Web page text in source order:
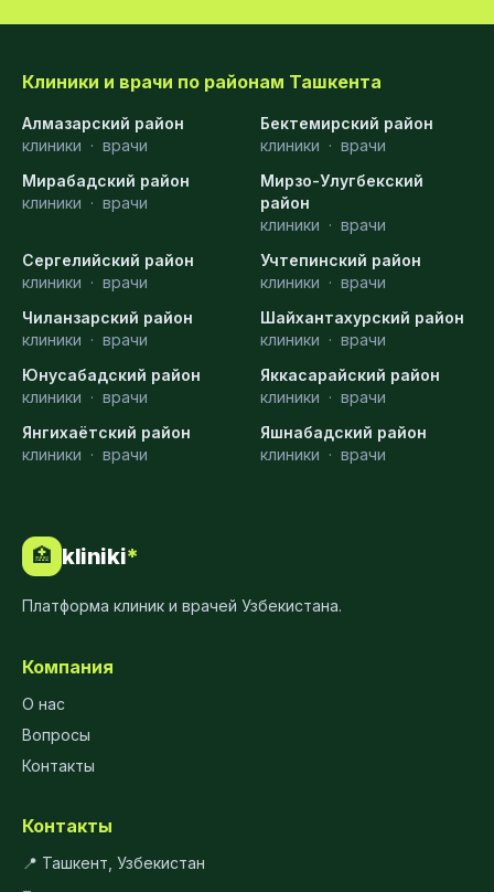
Клиники и врачи по районам Ташкента
Алмазарский район
клиники · врачи
Бектемирский район
клиники · врачи
Мирабадский район
клиники · врачи
Мирзо-Улугбекский
район
клиники · врачи
Сергелийский район
клиники · врачи
Учтепинский район
клиники · врачи
Чиланзарский район
клиники · врачи
Шайхантахурский район
клиники · врачи
Юнусабадский район
клиники · врачи
Яккасарайский район
клиники · врачи
Янгихаётский район
клиники · врачи
Яшнабадский район
клиники · врачи
🏥 kliniki*
Платформа клиник и врачей Узбекистана.
Компания
О нас
Вопросы
Контакты
Контакты
📍 Ташкент, Узбекистан